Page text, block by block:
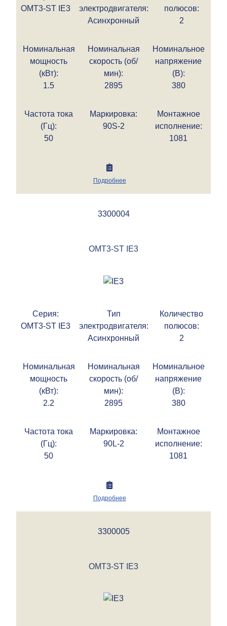
OMT3-ST IE3
электродвигателя:
Асинхронный
полюсов:
2
Номинальная
мощность
(кВт):
1.5
Номинальная
скорость (об/
мин):
2895
Номинальное
напряжение
(В):
380
Частота тока
(Гц):
50
Маркировка:
90S-2
Монтажное
исполнение:
1081
Подробнее
3300004
OMT3-ST IE3
Серия:
OMT3-ST IE3
Тип
электродвигателя:
Асинхронный
Количество
полюсов:
2
Номинальная
мощность
(кВт):
2.2
Номинальная
скорость (об/
мин):
2895
Номинальное
напряжение
(В):
380
Частота тока
(Гц):
50
Маркировка:
90L-2
Монтажное
исполнение:
1081
Подробнее
3300005
OMT3-ST IE3